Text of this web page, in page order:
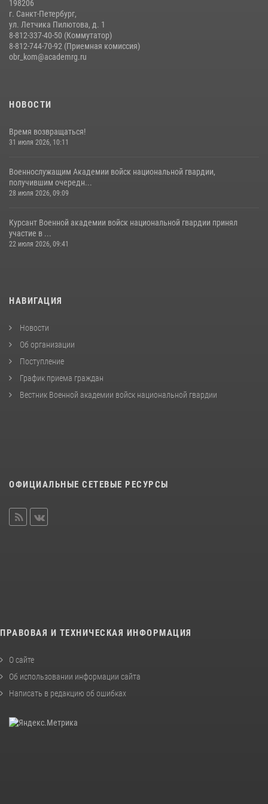
198206
г. Санкт-Петербург,
ул. Летчика Пилютова, д. 1
8-812-337-40-50 (Коммутатор)
8-812-744-70-92 (Приемная комиссия)
obr_kom@academrg.ru
НОВОСТИ
Время возвращаться!
31 июля 2026, 10:11
Военнослужащим Академии войск национальной гвардии,
получившим очередн...
28 июля 2026, 09:09
Курсант Военной академии войск национальной гвардии принял
участие в ...
22 июля 2026, 09:41
НАВИГАЦИЯ
Новости
Об организации
Поступление
График приема граждан
Вестник Военной академии войск национальной гвардии
ОФИЦИАЛЬНЫЕ СЕТЕВЫЕ РЕСУРСЫ
ПРАВОВАЯ И ТЕХНИЧЕСКАЯ ИНФОРМАЦИЯ
О сайте
Об использовании информации сайта
Написать в редакцию об ошибках